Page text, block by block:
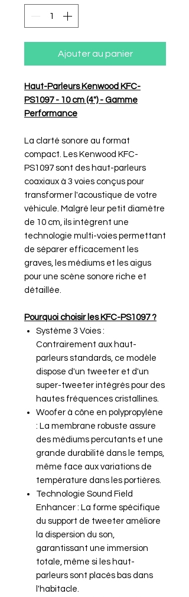
Ajouter au panier
Haut-Parleurs Kenwood KFC-
PS1097 - 10 cm (4") - Gamme
Performance
La clarté sonore au format
compact. Les Kenwood KFC-
PS1097 sont des haut-parleurs
coaxiaux à 3 voies conçus pour
transformer l'acoustique de votre
véhicule. Malgré leur petit diamètre
de 10 cm, ils intègrent une
technologie multi-voies permettant
de séparer efficacement les
graves, les médiums et les aigus
pour une scène sonore riche et
détaillée.
Pourquoi choisir les KFC-PS1097 ?
Système 3 Voies :
Contrairement aux haut-
parleurs standards, ce modèle
dispose d'un tweeter et d'un
super-tweeter intégrés pour des
hautes fréquences cristallines.
Woofer à cône en polypropylène
: La membrane robuste assure
des médiums percutants et une
grande durabilité dans le temps,
même face aux variations de
température dans les portières.
Technologie Sound Field
Enhancer : La forme spécifique
du support de tweeter améliore
la dispersion du son,
garantissant une immersion
totale, même si les haut-
parleurs sont placés bas dans
l'habitacle.